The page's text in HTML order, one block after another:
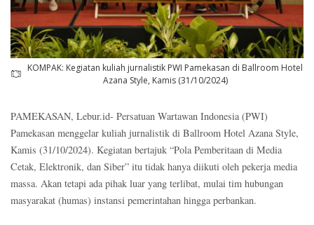
KOMPAK: Kegiatan kuliah jurnalistik PWI Pamekasan di Ballroom Hotel
Azana Style, Kamis (31/10/2024)
PAMEKASAN, Lebur.id- Persatuan Wartawan Indonesia (PWI)
Pamekasan menggelar kuliah jurnalistik di Ballroom Hotel Azana Style,
Kamis (31/10/2024). Kegiatan bertajuk “Pola Pemberitaan di Media
Cetak, Elektronik, dan Siber” itu tidak hanya diikuti oleh pekerja media
massa. Akan tetapi ada pihak luar yang terlibat, mulai tim hubungan
masyarakat (humas) instansi pemerintahan hingga perbankan.